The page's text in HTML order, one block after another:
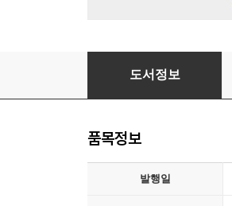
설탕을 태우다
도서정보
품목정보
발행일